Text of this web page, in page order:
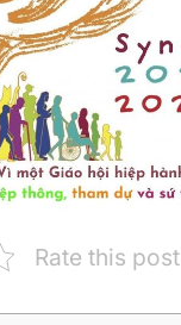
Rate this post